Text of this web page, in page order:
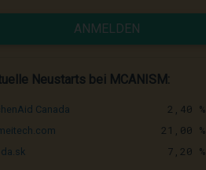
ANMELDEN
Neustarts bei MCANISM:
Canada 2,40 %
21,00 %
7,20 %